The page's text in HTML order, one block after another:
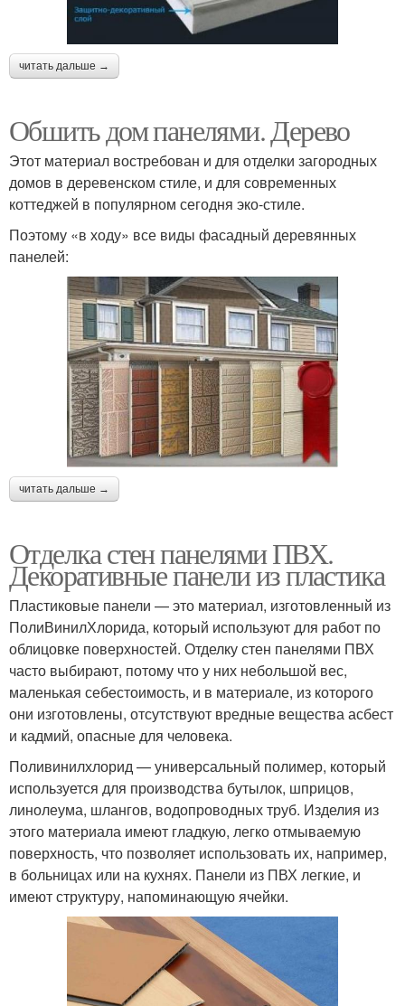
читать дальше →
Обшить дом панелями. Дерево
Этот материал востребован и для отделки загородных
домов в деревенском стиле, и для современных
коттеджей в популярном сегодня эко-стиле.
Поэтому «в ходу» все виды фасадный деревянных
панелей:
читать дальше →
Отделка стен панелями ПВХ.
Декоративные панели из пластика
Пластиковые панели — это материал, изготовленный из
ПолиВинилХлорида, который используют для работ по
облицовке поверхностей. Отделку стен панелями ПВХ
часто выбирают, потому что у них небольшой вес,
маленькая себестоимость, и в материале, из которого
они изготовлены, отсутствуют вредные вещества асбест
и кадмий, опасные для человека.
Поливинилхлорид — универсальный полимер, который
используется для производства бутылок, шприцов,
линолеума, шлангов, водопроводных труб. Изделия из
этого материала имеют гладкую, легко отмываемую
поверхность, что позволяет использовать их, например,
в больницах или на кухнях. Панели из ПВХ легкие, и
имеют структуру, напоминающую ячейки.